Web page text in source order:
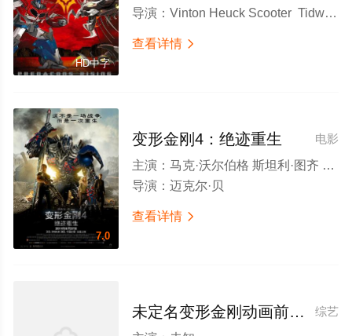
HD中字
导演： Vinton Heuck Scooter Tidwell Todd Waterman
查看详情 
7.0
电影
变形金刚4：绝迹重生
主演： 马克·沃尔伯格 斯坦利·图齐 凯尔希·格兰莫 妮可拉·佩尔茨 杰克·莱诺 提图斯·维里沃 索菲娅·迈尔斯 李冰冰 T·J·米勒 彼特·库伦 约翰·迪·马吉欧 罗伯特·福克沃斯 约翰·古德曼 马克·瑞安 渡边谦 弗兰克·维尔克 雷诺·维尔森 阿比盖尔·克莱恩 托马斯·列农 韩庚 巫刚 吕良伟 王敏德 纪培慧 邹市明
导演： 迈克尔·贝
查看详情 
综艺
未定名变形金刚动画前传 Untitled Animated Transformers Film[预告片]